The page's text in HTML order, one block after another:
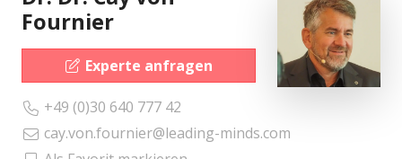
Fournier
Experte anfragen
+49 (0)30 640 777 42
cay.von.fournier@leading-minds.com